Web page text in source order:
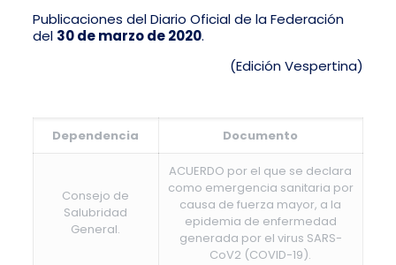
Publicaciones del Diario Oficial de la Federación
del 30 de marzo de 2020.
(Edición Vespertina)
Dependencia Documento
Consejo de
Salubridad
General.
ACUERDO por el que se declara
como emergencia sanitaria por
causa de fuerza mayor, a la
epidemia de enfermedad
generada por el virus SARS-
CoV2 (COVID-19).